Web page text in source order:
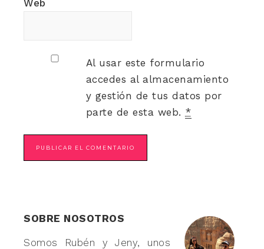
Web
Al usar este formulario
accedes al almacenamiento
y gestión de tus datos por
parte de esta web. *
SOBRE NOSOTROS
Somos Rubén y Jeny, unos